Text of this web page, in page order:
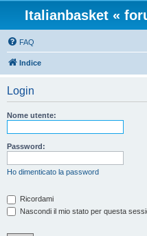
Italianbasket «
FAQ
Indice
Login
Nome utente:
Password:
Ho dimenticato la password
Ricordami
Nascondi il mio stato per questa